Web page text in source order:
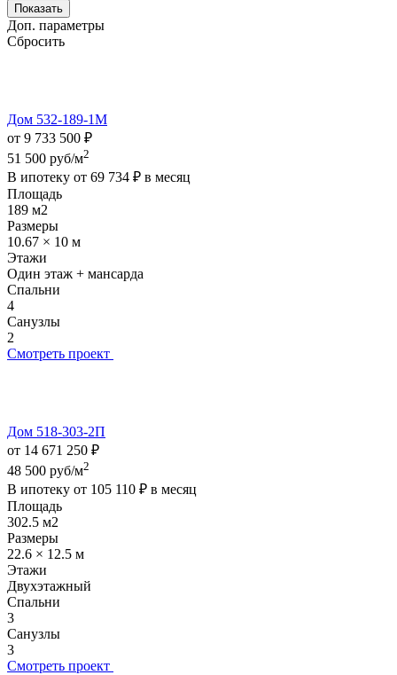
Показать
Доп. параметры
Сбросить
Дом 532-189-1М
от 9 733 500 ₽
51 500 руб/м2
В ипотеку от 69 734 ₽ в месяц
Площадь
189 м2
Размеры
10.67 × 10 м
Этажи
Один этаж + мансарда
Спальни
4
Санузлы
2
Смотреть проект
Дом 518-303-2П
от 14 671 250 ₽
48 500 руб/м2
В ипотеку от 105 110 ₽ в месяц
Площадь
302.5 м2
Размеры
22.6 × 12.5 м
Этажи
Двухэтажный
Спальни
3
Санузлы
3
Смотреть проект